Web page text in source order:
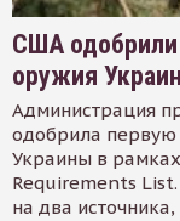
США одобрили
оружия
Администрация
одобрила
Украины в
Requirements
на два